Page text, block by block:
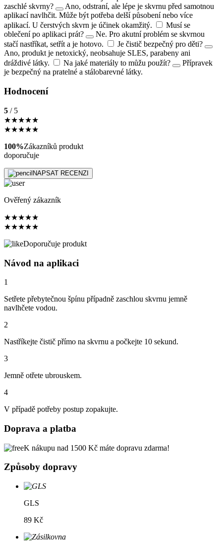
zaschlé skvrny?
Ano, odstraní, ale lépe je skvrnu před samotnou
aplikací navlhčit. Může být potřeba delší působení nebo více
aplikací. U čerstvých skvrn je účinek okamžitý.
Musí se
oblečení po aplikaci prát?
Ne. Pro akutní problém se skvrnou
stačí nastříkat, setřít a je hotovo.
Je čistič bezpečný pro děti?
Ano, produkt je netoxický, neobsahuje SLES, parabeny ani
dráždivé látky.
Na jaké materiály to můžu použít?
Přípravek
je bezpečný na pratelné a stálobarevné látky.
Hodnocení
5 / 5
★★★★★
★★★★★
100%Zákazníků produkt
doporučuje
NAPSAT RECENZI
Ověřený zákazník
★★★★★
★★★★★
Doporučuje produkt
Návod na aplikaci
1
Setřete přebytečnou špínu případně zaschlou skvrnu jemně
navlhčete vodou.
2
Nastříkejte čistič přímo na skvrnu a počkejte 10 sekund.
3
Jemně otřete ubrouskem.
4
V případě potřeby postup zopakujte.
Doprava a platba
K nákupu nad 1500 Kč máte dopravu zdarma!
Způsoby dopravy
GLS
89 Kč